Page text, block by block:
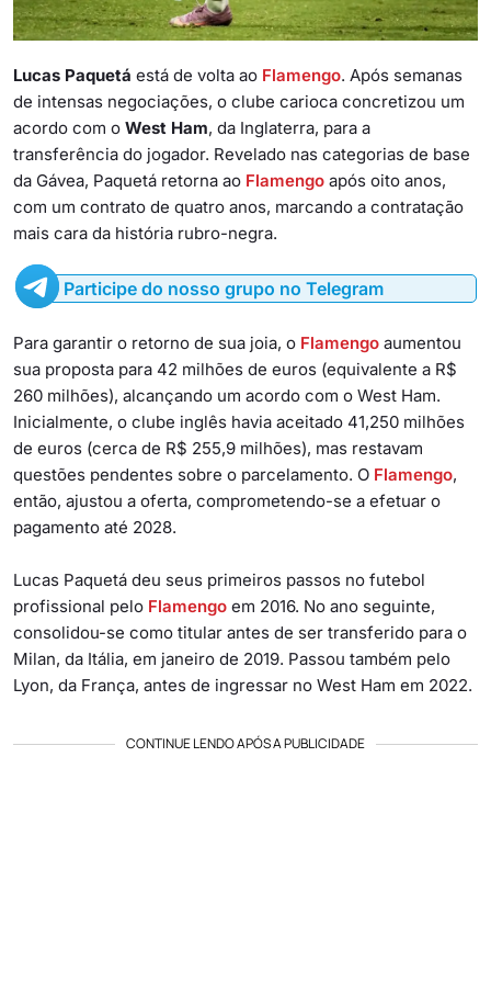
Lucas Paquetá está de volta ao Flamengo. Após semanas
de intensas negociações, o clube carioca concretizou um
acordo com o West Ham, da Inglaterra, para a
transferência do jogador. Revelado nas categorias de base
da Gávea, Paquetá retorna ao Flamengo após oito anos,
com um contrato de quatro anos, marcando a contratação
mais cara da história rubro-negra.
Participe do nosso grupo no Telegram
Para garantir o retorno de sua joia, o Flamengo aumentou
sua proposta para 42 milhões de euros (equivalente a R$
260 milhões), alcançando um acordo com o West Ham.
Inicialmente, o clube inglês havia aceitado 41,250 milhões
de euros (cerca de R$ 255,9 milhões), mas restavam
questões pendentes sobre o parcelamento. O Flamengo,
então, ajustou a oferta, comprometendo-se a efetuar o
pagamento até 2028.
Lucas Paquetá deu seus primeiros passos no futebol
profissional pelo Flamengo em 2016. No ano seguinte,
consolidou-se como titular antes de ser transferido para o
Milan, da Itália, em janeiro de 2019. Passou também pelo
Lyon, da França, antes de ingressar no West Ham em 2022.
CONTINUE LENDO APÓS A PUBLICIDADE